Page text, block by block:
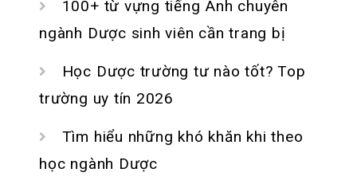
100+ từ vựng tiếng Anh chuyên
ngành Dược sinh viên cần trang bị
Học Dược trường tư nào tốt? Top
trường uy tín 2026
Tìm hiểu những khó khăn khi theo
học ngành Dược